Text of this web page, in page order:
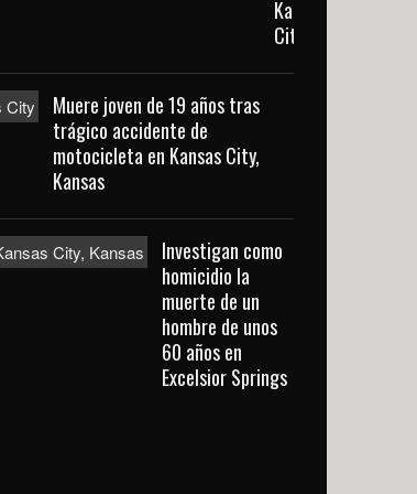
Kansas
City
Muere joven de 19 años tras
trágico accidente de
motocicleta en Kansas City,
Kansas
Investigan como
homicidio la
muerte de un
hombre de unos
60 años en
Excelsior Springs